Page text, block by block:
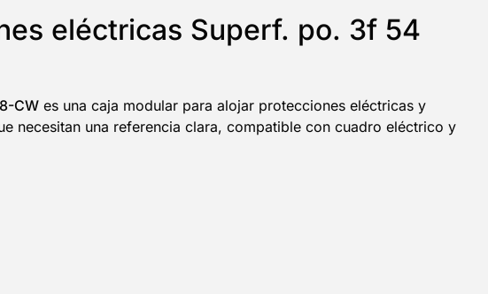
eléctricas Superf. po. 3f 54
CW es una caja modular para alojar protecciones eléctricas y
necesitan una referencia clara, compatible con cuadro eléctrico y